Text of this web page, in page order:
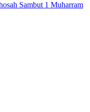
Sambut 1 Muharram